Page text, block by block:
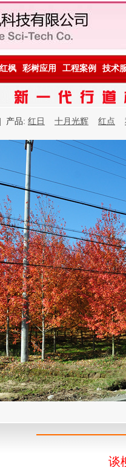
枫 彩树应用 工程案例 技术
产品: 红日 十月光辉 红点
谈